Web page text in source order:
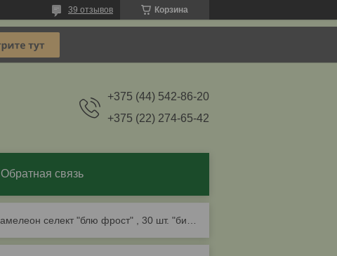
Корзина
39 отзывов
+375 (44) 542-86-20
+375 (22) 274-65-42
Обратная связь